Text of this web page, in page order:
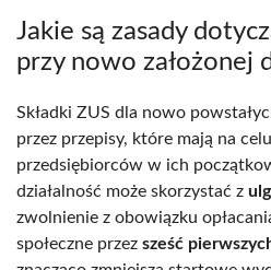
Jakie są zasady
przy nowo założonej
Składki ZUS dla nowo
przez przepisy, które mają na
przedsiębiorców w ich
działalność może skorzystać z
zwolnienie z obowiązku
społeczne przez sześć